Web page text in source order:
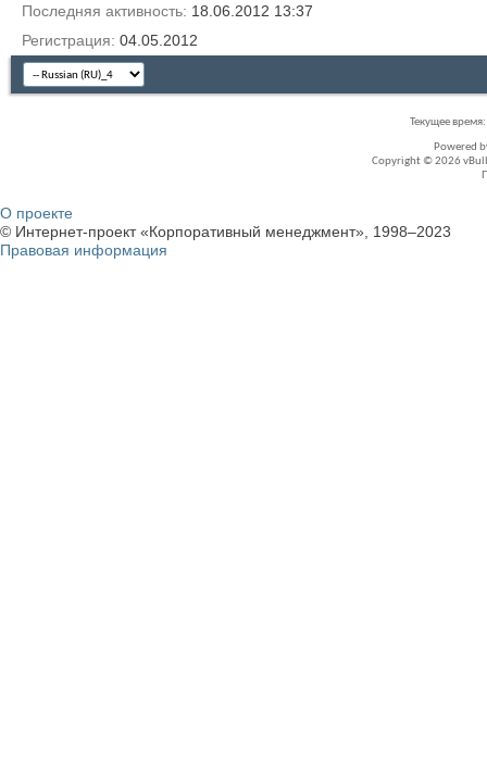
Последняя активность 18.06.2012 13:37
Регистрация 04.05.2012
Текущее время:
Powered
Copyright © 2026
О проекте
© Интернет-проект «Корпоративный менеджмент», 1998–2023
Правовая информация